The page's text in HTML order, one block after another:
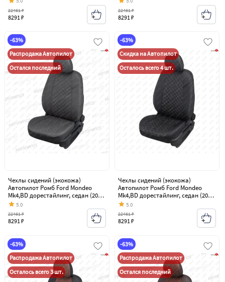
8291 ₽
22461 ₽
8291 ₽
22461 ₽
-63%
Распродажа Автопилот
Остался последний
Чехлы сидений (экокожа)
Автопилот Ромб Ford Mondeo
Mk4,BD дорестайлинг, седан (2007-
2010)
5.0
8291 ₽
22461 ₽
-63%
Скидка на Автопилот
Осталось всего 4 шт.
Чехлы сидений (экокожа)
Автопилот Ромб Ford Mondeo
Mk4,BD дорестайлинг, седан (2007-
2010)
5.0
8291 ₽
22461 ₽
-63%
Распродажа Автопилот
Осталось всего 3 шт.
-63%
Распродажа Автопилот
Остался последний